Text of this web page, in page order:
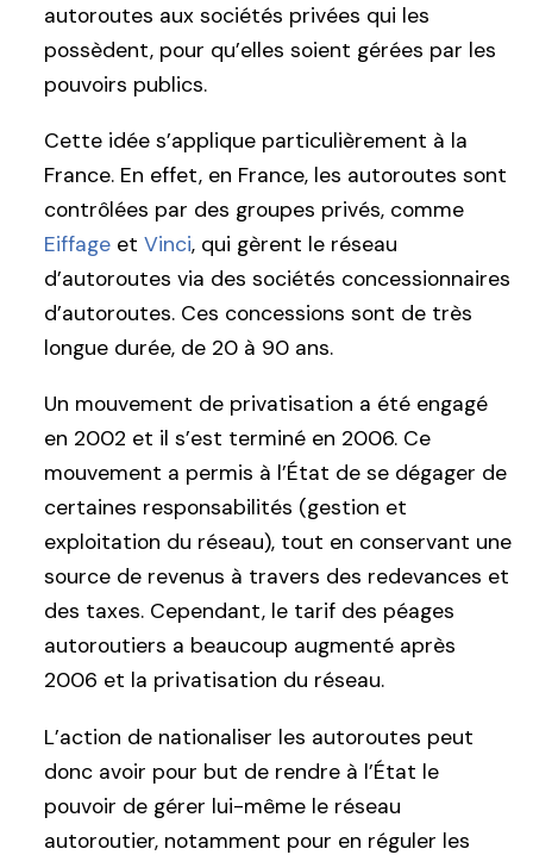
autoroutes aux sociétés privées qui les
possèdent, pour qu’elles soient gérées par les
pouvoirs publics.
Cette idée s’applique particulièrement à la
France. En effet, en France, les autoroutes sont
contrôlées par des groupes privés, comme
Eiffage et Vinci, qui gèrent le réseau
d’autoroutes via des sociétés concessionnaires
d’autoroutes. Ces concessions sont de très
longue durée, de 20 à 90 ans.
Un mouvement de privatisation a été engagé
en 2002 et il s’est terminé en 2006. Ce
mouvement a permis à l’État de se dégager de
certaines responsabilités (gestion et
exploitation du réseau), tout en conservant une
source de revenus à travers des redevances et
des taxes. Cependant, le tarif des péages
autoroutiers a beaucoup augmenté après
2006 et la privatisation du réseau.
L’action de nationaliser les autoroutes peut
donc avoir pour but de rendre à l’État le
pouvoir de gérer lui-même le réseau
autoroutier, notamment pour en réguler les